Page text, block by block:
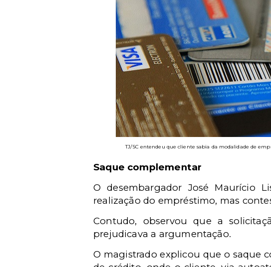
TJ/SC entendeu que cliente sabia da modalidade de
Saque complementar
O desembargador José Maurício
realização do empréstimo, mas
Contudo, observou que a
prejudicava a argumentação.
O magistrado explicou que o saque